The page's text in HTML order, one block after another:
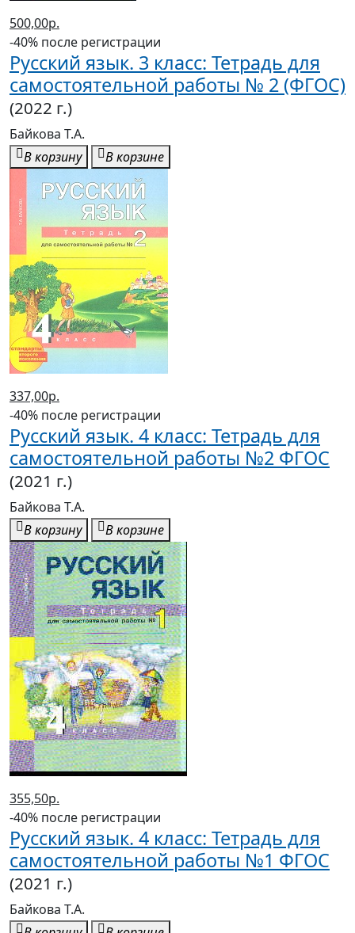
-40% после регистрации
Русский язык. 3 класс: Тетрадь для
самостоятельной работы № 2 (ФГОС)
(2022 г.)
Байкова Т.А.
В корзину
337,00р.
-40% после регистрации
Русский язык. 4 класс: Тетрадь для
самостоятельной работы №2 ФГОС
(2021 г.)
Байкова Т.А.
В корзину
355,50р.
-40% после регистрации
Русский язык. 4 класс: Тетрадь для
самостоятельной работы №1 ФГОС
(2021 г.)
Байкова Т.А.
В корзину